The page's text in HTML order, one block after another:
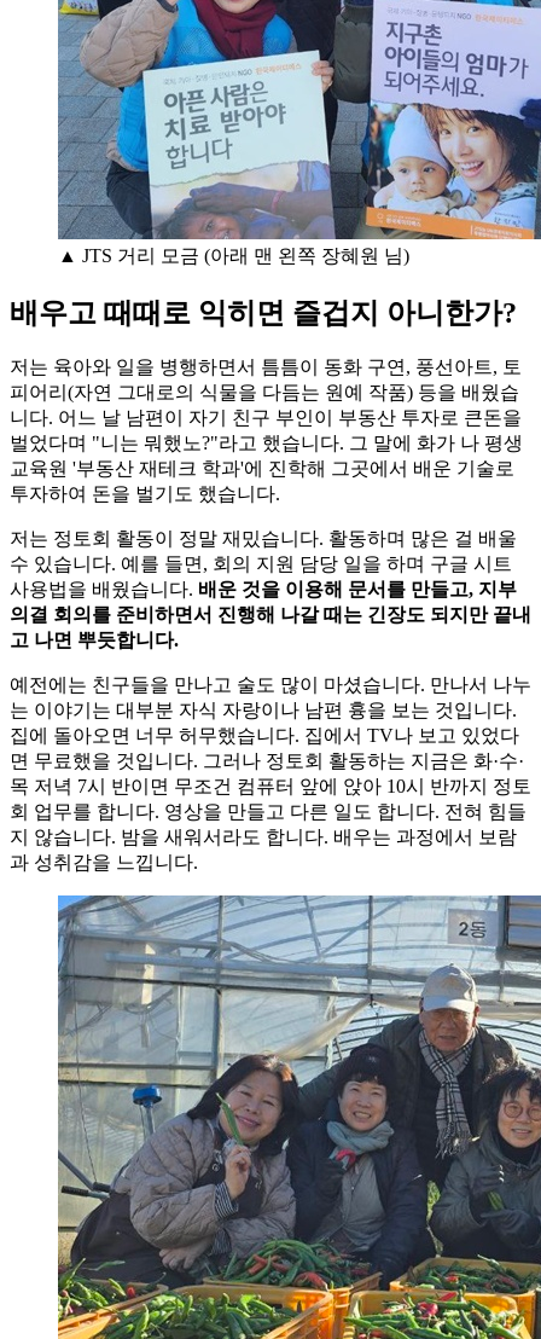
▲ JTS 거리 모금 (아래 맨 왼쪽 장혜원 님)
배우고 때때로 익히면 즐겁지 아니한가?
저는 육아와 일을 병행하면서 틈틈이 동화 구연, 풍선아트, 토
피어리(자연 그대로의 식물을 다듬는 원예 작품) 등을 배웠습
니다. 어느 날 남편이 자기 친구 부인이 부동산 투자로 큰돈을
벌었다며 "니는 뭐했노?"라고 했습니다. 그 말에 화가 나 평생
교육원 '부동산 재테크 학과'에 진학해 그곳에서 배운 기술로
투자하여 돈을 벌기도 했습니다.
저는 정토회 활동이 정말 재밌습니다. 활동하며 많은 걸 배울
수 있습니다. 예를 들면, 회의 지원 담당 일을 하며 구글 시트
사용법을 배웠습니다. 배운 것을 이용해 문서를 만들고, 지부
의결 회의를 준비하면서 진행해 나갈 때는 긴장도 되지만 끝내
고 나면 뿌듯합니다.
예전에는 친구들을 만나고 술도 많이 마셨습니다. 만나서 나누
는 이야기는 대부분 자식 자랑이나 남편 흉을 보는 것입니다.
집에 돌아오면 너무 허무했습니다. 집에서 TV나 보고 있었다
면 무료했을 것입니다. 그러나 정토회 활동하는 지금은 화·수·
목 저녁 7시 반이면 무조건 컴퓨터 앞에 앉아 10시 반까지 정토
회 업무를 합니다. 영상을 만들고 다른 일도 합니다. 전혀 힘들
지 않습니다. 밤을 새워서라도 합니다. 배우는 과정에서 보람
과 성취감을 느낍니다.